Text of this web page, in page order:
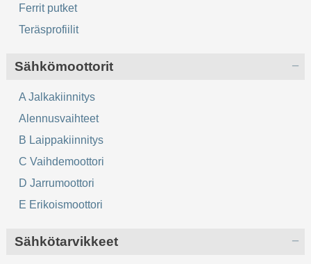
Ferrit putket
Teräsprofiilit
Sähkömoottorit
A Jalkakiinnitys
Alennusvaihteet
B Laippakiinnitys
C Vaihdemoottori
D Jarrumoottori
E Erikoismoottori
Sähkötarvikkeet